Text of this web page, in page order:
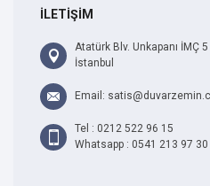
İLETİŞİM
Atatürk Blv. Unkapanı İMÇ
İstanbul
Email:
Tel : 0212 522 96 15
Whatsapp : 0541 213 97 30